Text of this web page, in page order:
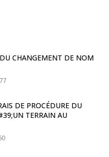
CHANGEMENT DE NOM
DE PROCÉDURE DU
TERRAIN AU